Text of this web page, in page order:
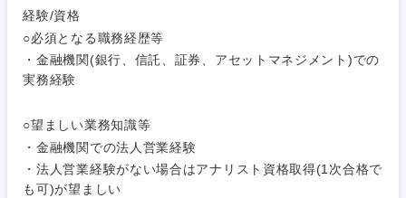
経験/資格
○必須となる職務経歴等
・金融機関(銀行、信託、証券、アセットマネジメント)での
実務経験
○望ましい業務知識等
・金融機関での法人営業経験
・法人営業経験がない場合はアナリスト資格取得(1次合格で
も可)が望ましい
技術職
（IT）、
Webサー
ビス・制
作、ゲー
技術職
（モノづ
くり）
金融専門職
メディカル
建設・施工管理
事務職
IT・通信
コンサル・シンクタンク
広告・宣伝・印刷
関東地方
茨城県 栃木県
完全週休2日制